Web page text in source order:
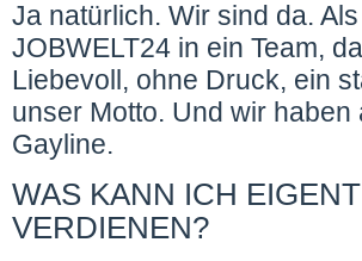
Ja natürlich. Wir sind da.
JOBWELT24 in ein Team,
Liebevoll, ohne Druck, ein
unser Motto. Und wir
Gayline.
WAS KANN ICH
VERDIENEN?